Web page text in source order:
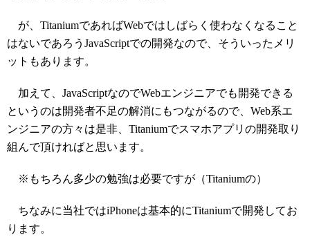
が、TitaniumであればWebではしばらく使わなくなること
はないであろうJavaScriptでの開発なので、そういったメリ
ットもあります。
加えて、JavaScriptなのでWebエンジニアでも開発できる
というのは開発者不足の解消にもつながるので、Web系エ
ンジニアの方々は是非、Titaniumでスマホアプリの開発取り
組んで頂ければと思います。
※もちろん多少の勉強は必要ですが（Titaniumの）
ちなみに当社ではiPhoneは基本的にTitaniumで開発してお
ります。